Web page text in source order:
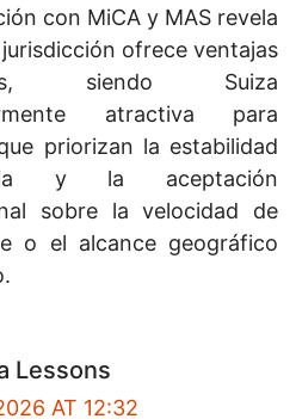
con MiCA y MAS revela
ofrece ventajas
siendo Suiza
atractiva para
priorizan la estabilidad
y la aceptación
sobre la velocidad de
o el alcance geográfico
Lessons
AT 12:32